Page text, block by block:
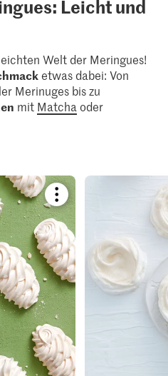
Leicht und
Welt der Meringues!
etwas dabei: Von
Merinuges bis zu
mit Matcha oder
Bookmark
recipe
or
add
it
to
your
collections.